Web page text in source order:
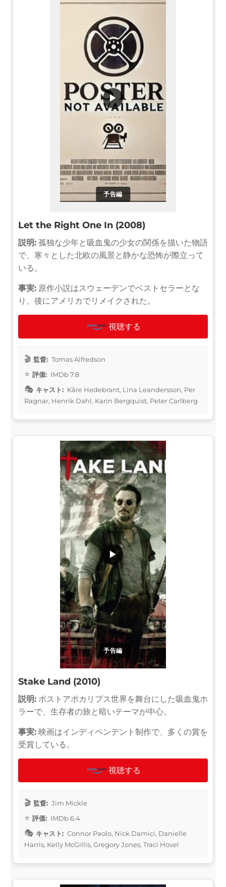
予告編
▶
Let the Right One In (2008)
説明: 孤独な少年と吸血鬼の少女の関係を描いた物語
で、寒々とした北欧の風景と静かな恐怖が際立って
いる。
事実: 原作小説はスウェーデンでベストセラーとな
り、後にアメリカでリメイクされた。
視聴する
監督: Tomas Alfredson
評価: IMDb 7.8
キャスト: Kåre Hedebrant, Lina Leandersson, Per
Ragnar, Henrik Dahl, Karin Bergquist, Peter Carlberg
予告編
▶
Stake Land (2010)
説明: ポストアポカリプス世界を舞台にした吸血鬼ホ
ラーで、生存者の旅と暗いテーマが中心。
事実: 映画はインディペンデント制作で、多くの賞を
受賞している。
視聴する
監督: Jim Mickle
評価: IMDb 6.4
キャスト: Connor Paolo, Nick Damici, Danielle
Harris, Kelly McGillis, Gregory Jones, Traci Hovel